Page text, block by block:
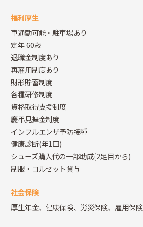
福利厚生
車通勤可能・駐車場あり
定年 60歳
退職金制度あり
再雇用制度あり
財形貯蓄制度
各種研修制度
資格取得支援制度
慶弔見舞金制度
インフルエンザ予防接種
健康診断(年1回)
シューズ購入代の一部助成(2足目から)
制服・コルセット貸与
社会保険
厚生年金、健康保険、労災保険、雇用保険